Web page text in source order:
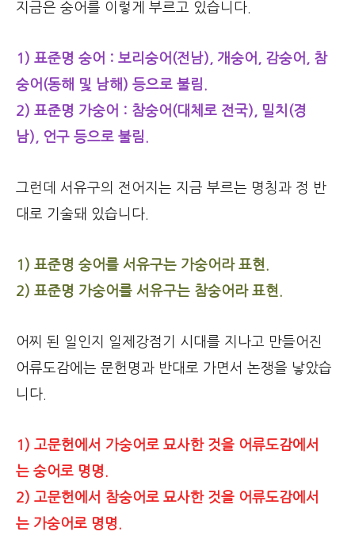
지금은 숭어를 이렇게 부르고 있습니다.
1) 표준명 숭어 : 보리숭어(전남), 개숭어, 감숭어, 참
숭어(동해 및 남해) 등으로 불림.
2) 표준명 가숭어 : 참숭어(대체로 전국), 밀치(경
남), 언구 등으로 불림.
그런데 서유구의 전어지는 지금 부르는 명칭과 정 반
대로 기술돼 있습니다.
1) 표준명 숭어를 서유구는 가숭어라 표현.
2) 표준명 가숭어를 서유구는 참숭어라 표현.
어찌 된 일인지 일제강점기 시대를 지나고 만들어진
어류도감에는 문헌명과 반대로 가면서 논쟁을 낳았습
니다.
1) 고문헌에서 가숭어로 묘사한 것을 어류도감에서
는 숭어로 명명.
2) 고문헌에서 참숭어로 묘사한 것을 어류도감에서
는 가숭어로 명명.